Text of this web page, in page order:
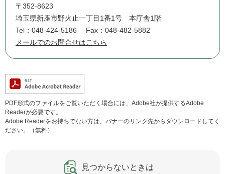
〒352-8623
埼玉県新座市野火止一丁目1番1号 本庁舎1階
Tel：048-424-5186
Fax：048-482-5882
メールでのお問合せはこちら
PDF形式のファイルをご覧いただく場合には、Adobe社が提供するAdobe
Readerが必要です。
Adobe Readerをお持ちでない方は、バナーのリンク先からダウンロードしてく
ださい。（無料）
見つからないときは